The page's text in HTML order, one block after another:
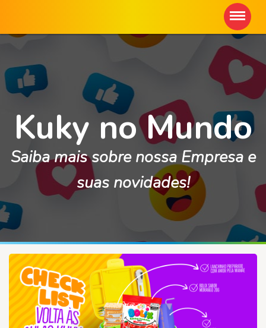
Kuky no Mundo
Saiba mais sobre nossa Empresa e
suas novidades!